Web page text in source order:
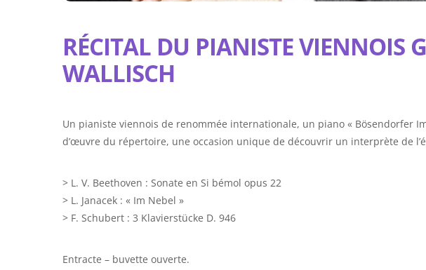
RÉCITAL DU PIANISTE VIENNOIS
WALLISCH
Un pianiste viennois de renommée internationale, un piano « Bösendorfer
d’œuvre du répertoire, une occasion unique de découvrir un interprète de
> L. V. Beethoven : Sonate en Si bémol opus 22
> L. Janacek : « Im Nebel »
> F. Schubert : 3 Klavierstücke D. 946
Entracte – buvette ouverte.